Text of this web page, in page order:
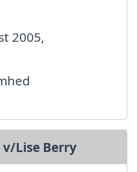
2005,
Lise Berry